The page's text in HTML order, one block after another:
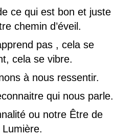
ce qui est bon et juste
chemin d’éveil.
pas , cela se
cela se vibre.
à nous ressentir.
qui nous parle.
ou notre Être de
Lumière.